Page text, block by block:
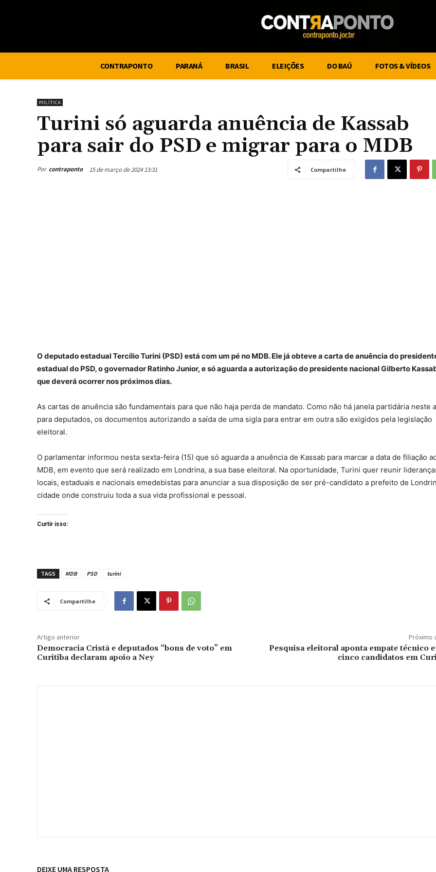
CONTRAPONTO PARANÁ BRASIL ELEIÇÕES DO BAÚ FOTOS & VÍDEOS
POLÍTICA
Turini só aguarda anuência de Kassab
para sair do PSD e migrar para o MDB
Por contraponto 15 de março de 2024 13:31 Compartilhe
O deputado estadual Tercílio Turini (PSD) está com um pé no MDB. Ele já obteve a carta de anuência do
estadual do PSD, o governador Ratinho Junior, e só aguarda a autorização do presidente nacional Gilberto
que deverá ocorrer nos próximos dias.
As cartas de anuência são fundamentais para que não haja perda de mandato. Como não há janela partidária neste
para deputados, os documentos autorizando a saída de uma sigla para entrar em outra são exigidos pela legislação
eleitoral.
O parlamentar informou nesta sexta-feira (15) que só aguarda a anuência de Kassab para marcar a data de filiação
MDB, em evento que será realizado em Londrina, a sua base eleitoral. Na oportunidade, Turini quer reunir
locais, estaduais e nacionais emedebistas para anunciar a sua disposição de ser pré-candidato a prefeito de
cidade onde construiu toda a sua vida profissional e pessoal.
Curtir isso:
TAGS MDB PSD turini
Compartilhe
Artigo anterior
Democracia Cristã e deputados “bons de voto” em
Curitiba declaram apoio a Ney
Próximo
Pesquisa eleitoral aponta empate técnico
cinco candidatos em
DEIXE UMA RESPOSTA